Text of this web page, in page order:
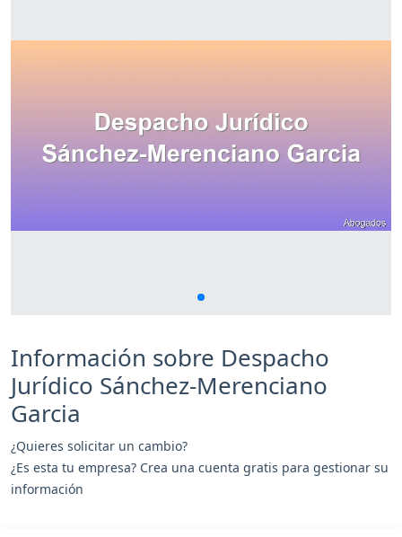
Información sobre Despacho
Jurídico Sánchez-Merenciano
Garcia
¿Quieres solicitar un cambio?
¿Es esta tu empresa? Crea una cuenta gratis para gestionar su
información